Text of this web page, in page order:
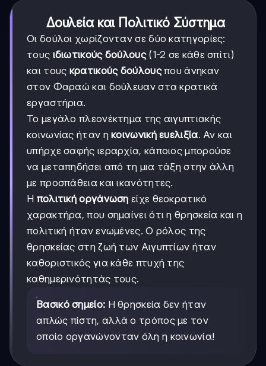
Δουλεία και Πολιτικό Σύστημα
Οι δούλοι χωρίζονταν σε δύο κατηγορίες:
τους ιδιωτικούς δούλους(1-2 σε κάθε σπίτι)
και τους κρατικούς δούλουςπου άνηκαν
στον Φαραώ και δούλευαν στα κρατικά
εργαστήρια.
Το μεγάλο πλεονέκτημα της αιγυπτιακής
κοινωνίας ήταν ηκοινωνική ευελιξία. Αν και
υπήρχε σαφής ιεραρχία, κάποιος μπορούσε
να μεταπηδήσει από τη μια τάξη στην άλλη
με προσπάθεια και ικανότητες.
Η πολιτική οργάνωση είχε θεοκρατικό
χαρακτήρα, που σημαίνει ότι η θρησκεία και η
πολιτική ήταν ενωμένες. Ο ρόλος της
θρησκείας στη ζωή των Αιγυπτίων ήταν
καθοριστικός για κάθε πτυχή της
καθημερινότητάς τους.
Βασικό σημείο: Η θρησκεία δεν ήταν
απλώς πίστη, αλλά ο τρόπος με τον
οποίο οργανώνονταν όλη η κοινωνία!